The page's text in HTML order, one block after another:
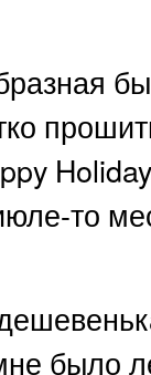
то
было